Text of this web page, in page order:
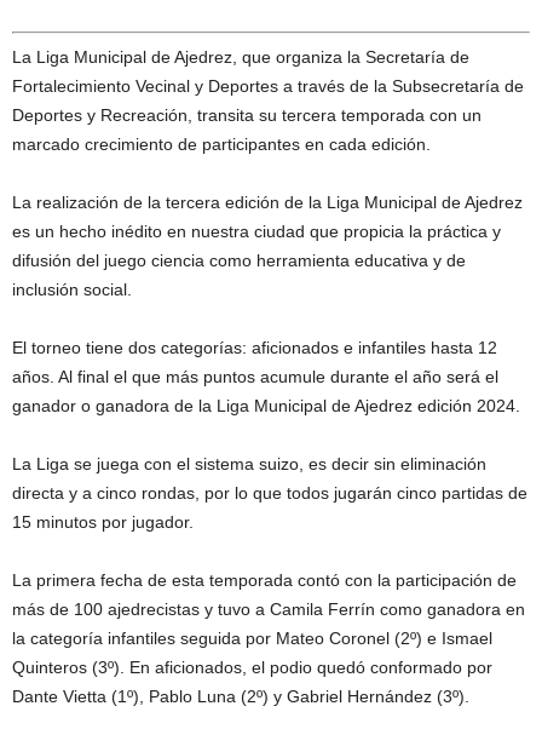
La Liga Municipal de Ajedrez, que organiza la Secretaría de
Fortalecimiento Vecinal y Deportes a través de la Subsecretaría de
Deportes y Recreación, transita su tercera temporada con un
marcado crecimiento de participantes en cada edición.
La realización de la tercera edición de la Liga Municipal de Ajedrez
es un hecho inédito en nuestra ciudad que propicia la práctica y
difusión del juego ciencia como herramienta educativa y de
inclusión social.
El torneo tiene dos categorías: aficionados e infantiles hasta 12
años. Al final el que más puntos acumule durante el año será el
ganador o ganadora de la Liga Municipal de Ajedrez edición 2024.
La Liga se juega con el sistema suizo, es decir sin eliminación
directa y a cinco rondas, por lo que todos jugarán cinco partidas de
15 minutos por jugador.
La primera fecha de esta temporada contó con la participación de
más de 100 ajedrecistas y tuvo a Camila Ferrín como ganadora en
la categoría infantiles seguida por Mateo Coronel (2º) e Ismael
Quinteros (3º). En aficionados, el podio quedó conformado por
Dante Vietta (1º), Pablo Luna (2º) y Gabriel Hernández (3º).